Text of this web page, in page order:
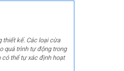
thiết kế. Các loại cừa
quá trình tự động trong
có thể tự xác định hoạt